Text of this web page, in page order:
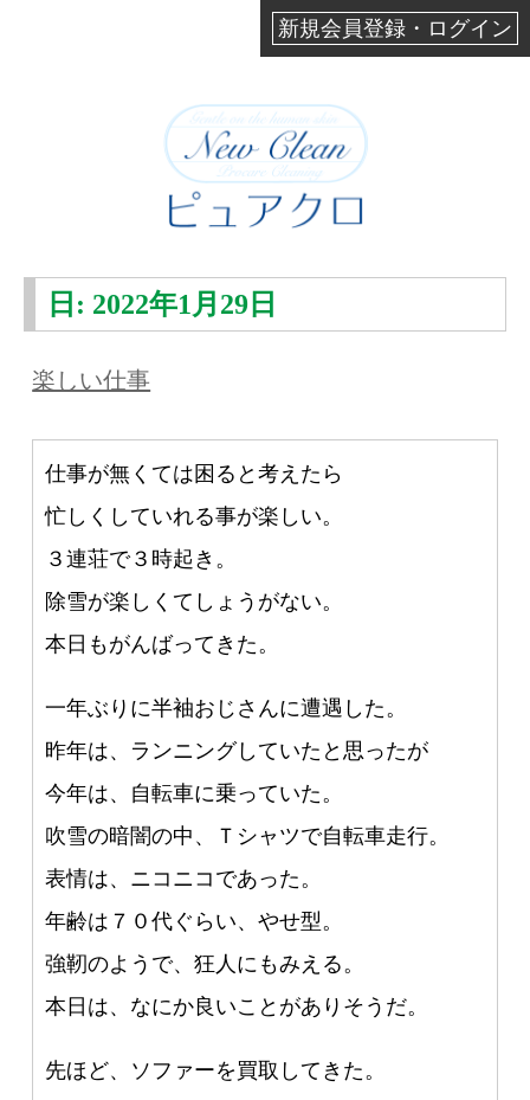
新規会員登録・ログイン
日: 2022年1月29日
楽しい仕事
仕事が無くては困ると考えたら
忙しくしていれる事が楽しい。
３連荘で３時起き。
除雪が楽しくてしょうがない。
本日もがんばってきた。
一年ぶりに半袖おじさんに遭遇した。
昨年は、ランニングしていたと思ったが
今年は、自転車に乗っていた。
吹雪の暗闇の中、Ｔシャツで自転車走行。
表情は、ニコニコであった。
年齢は７０代ぐらい、やせ型。
強靭のようで、狂人にもみえる。
本日は、なにか良いことがありそうだ。
先ほど、ソファーを買取してきた。